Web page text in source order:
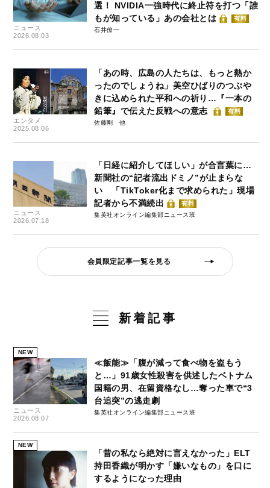
ニュース
2026.08.03
選！ NVIDIA一強時代に終止符を打つ「誰
もが知っている」あの会社とは
有料
石井僚一
エンタメ
2025.08.06
「あの時、広島の人たちは、もっと熱か
ったのでしょうね」美空ひばりのつぶや
きに込められた平和への祈り…『一本の
鉛筆』で伝えた反戦への意志
有料
佐藤剛
ニュース
2026.07.18
「日経に紹介してほしい」が合言葉に…
新聞社の“記者流出ドミノ”が止まらな
い 「TikToker化まで求められた」現場
記者から不満続出
有料
集英社オンライン編集部ニュース班
会員限定記事一覧を見る
新着記事
NEW
ニュース
2026.08.07
≪飯能≫「腹が減って食べ物を盗もう
と…」91歳女性殺害を供述したベトナム
国籍の男、在留資格なし…奪った車で“3
台追突”の逃走劇
集英社オンライン編集部ニュース班
NEW
「昔の私なら絶対に言えなかった」ELT
持田香織が明かす「嫌いなもの」を口に
するようになった理由